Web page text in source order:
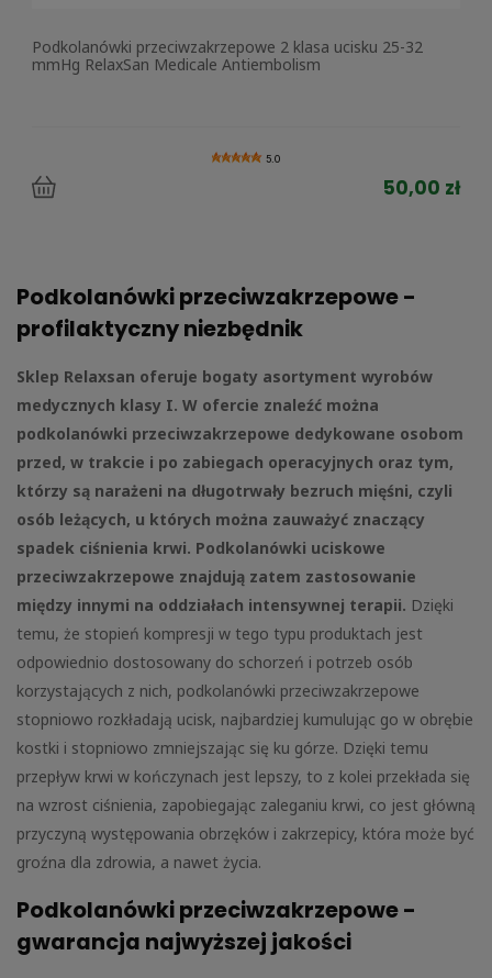
Podkolanówki przeciwzakrzepowe 2 klasa ucisku 25-32
mmHg RelaxSan Medicale Antiembolism
5.0
50,00 zł
Podkolanówki przeciwzakrzepowe -
profilaktyczny niezbędnik
Sklep Relaxsan oferuje bogaty asortyment wyrobów
medycznych klasy I. W ofercie znaleźć można
podkolanówki przeciwzakrzepowe dedykowane osobom
przed, w trakcie i po zabiegach operacyjnych oraz tym,
którzy są narażeni na długotrwały bezruch mięśni, czyli
osób leżących, u których można zauważyć znaczący
spadek ciśnienia krwi. Podkolanówki uciskowe
przeciwzakrzepowe znajdują zatem zastosowanie
między innymi na oddziałach intensywnej terapii. Dzięki
temu, że stopień kompresji w tego typu produktach jest
odpowiednio dostosowany do schorzeń i potrzeb osób
korzystających z nich, podkolanówki przeciwzakrzepowe
stopniowo rozkładają ucisk, najbardziej kumulując go w obrębie
kostki i stopniowo zmniejszając się ku górze. Dzięki temu
przepływ krwi w kończynach jest lepszy, to z kolei przekłada się
na wzrost ciśnienia, zapobiegając zaleganiu krwi, co jest główną
przyczyną występowania obrzęków i zakrzepicy, która może być
groźna dla zdrowia, a nawet życia.
Podkolanówki przeciwzakrzepowe -
gwarancja najwyższej jakości